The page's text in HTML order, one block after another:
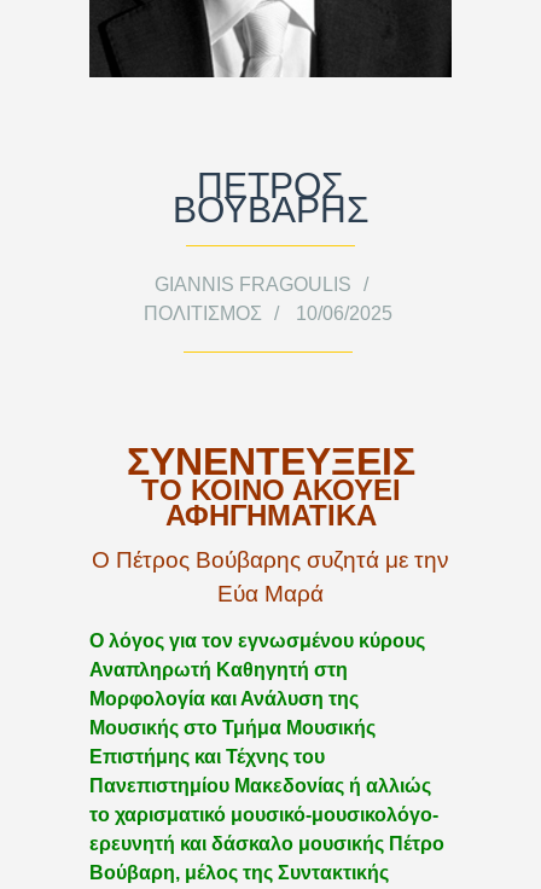
ΠΕΤΡΟΣ
ΒΟΥΒΑΡΗΣ
GIANNIS FRAGOULIS
ΠΟΛΙΤΙΣΜΌΣ
10/06/2025
ΣΥΝΕΝΤΕΥΞΕΙΣ
ΤΟ ΚΟΙΝΟ ΑΚΟΥΕΙ
ΑΦΗΓΗΜΑΤΙΚΑ
Ο Πέτρος Βούβαρης συζητά με την
Εύα Μαρά
Ο λόγος για τον εγνωσμένου κύρους
Αναπληρωτή Καθηγητή στη
Μορφολογία και Ανάλυση της
Μουσικής στο Τμήμα Μουσικής
Επιστήμης και Τέχνης του
Πανεπιστημίου Μακεδονίας ή αλλιώς
το χαρισματικό μουσικό-μουσικολόγο-
ερευνητή και δάσκαλο μουσικής Πέτρο
Βούβαρη, μέλος της Συντακτικής